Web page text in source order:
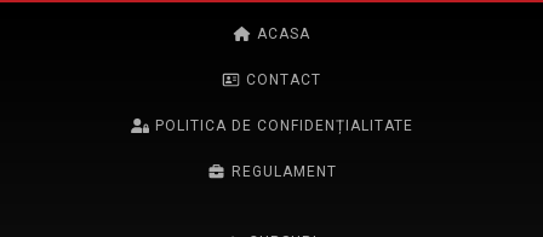
ACASA
CONTACT
POLITICA DE CONFIDENȚIALITATE
REGULAMENT